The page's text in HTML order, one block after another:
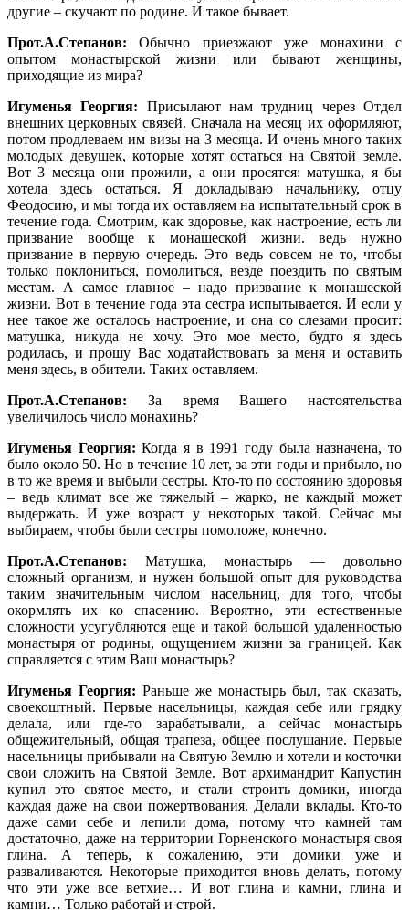
другие – скучают по родине. И такое бывает.
Прот.А.Степанов: Обычно приезжают уже монахини с
опытом монастырской жизни или бывают женщины,
приходящие из мира?
Игуменья Георгия: Присылают нам трудниц через Отдел
внешних церковных связей. Сначала на месяц их оформляют,
потом продлеваем им визы на 3 месяца. И очень много таких
молодых девушек, которые хотят остаться на Святой земле.
Вот 3 месяца они прожили, а они просятся: матушка, я бы
хотела здесь остаться. Я докладываю начальнику, отцу
Феодосию, и мы тогда их оставляем на испытательный срок в
течение года. Смотрим, как здоровье, как настроение, есть ли
призвание вообще к монашеской жизни. ведь нужно
призвание в первую очередь. Это ведь совсем не то, чтобы
только поклониться, помолиться, везде поездить по святым
местам. А самое главное – надо призвание к монашеской
жизни. Вот в течение года эта сестра испытывается. И если у
нее такое же осталось настроение, и она со слезами просит:
матушка, никуда не хочу. Это мое место, будто я здесь
родилась, и прошу Вас ходатайствовать за меня и оставить
меня здесь, в обители. Таких оставляем.
Прот.А.Степанов: За время Вашего настоятельства
увеличилось число монахинь?
Игуменья Георгия: Когда я в 1991 году была назначена, то
было около 50. Но в течение 10 лет, за эти годы и прибыло, но
в то же время и выбыли сестры. Кто-то по состоянию здоровья
– ведь климат все же тяжелый – жарко, не каждый может
выдержать. И уже возраст у некоторых такой. Сейчас мы
выбираем, чтобы были сестры помоложе, конечно.
Прот.А.Степанов: Матушка, монастырь — довольно
сложный организм, и нужен большой опыт для руководства
таким значительным числом насельниц, для того, чтобы
окормлять их ко спасению. Вероятно, эти естественные
сложности усугубляются еще и такой большой удаленностью
монастыря от родины, ощущением жизни за границей. Как
справляется с этим Ваш монастырь?
Игуменья Георгия: Раньше же монастырь был, так сказать,
своекоштный. Первые насельницы, каждая себе или грядку
делала, или где-то зарабатывали, а сейчас монастырь
общежительный, общая трапеза, общее послушание. Первые
насельницы прибывали на Святую Землю и хотели и косточки
свои сложить на Святой Земле. Вот архимандрит Капустин
купил это святое место, и стали строить домики, иногда
каждая даже на свои пожертвования. Делали вклады. Кто-то
даже сами себе и лепили дома, потому что камней там
достаточно, даже на территории Горненского монастыря своя
глина. А теперь, к сожалению, эти домики уже и
разваливаются. Некоторые приходится вновь делать, потому
что эти уже все ветхие… И вот глина и камни, глина и
камни… Только работай и строй.